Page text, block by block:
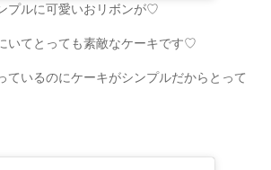
プルに可愛いおリボンが♡
いてとっても素敵なケーキです♡
ているのにケーキがシンプルだからとって